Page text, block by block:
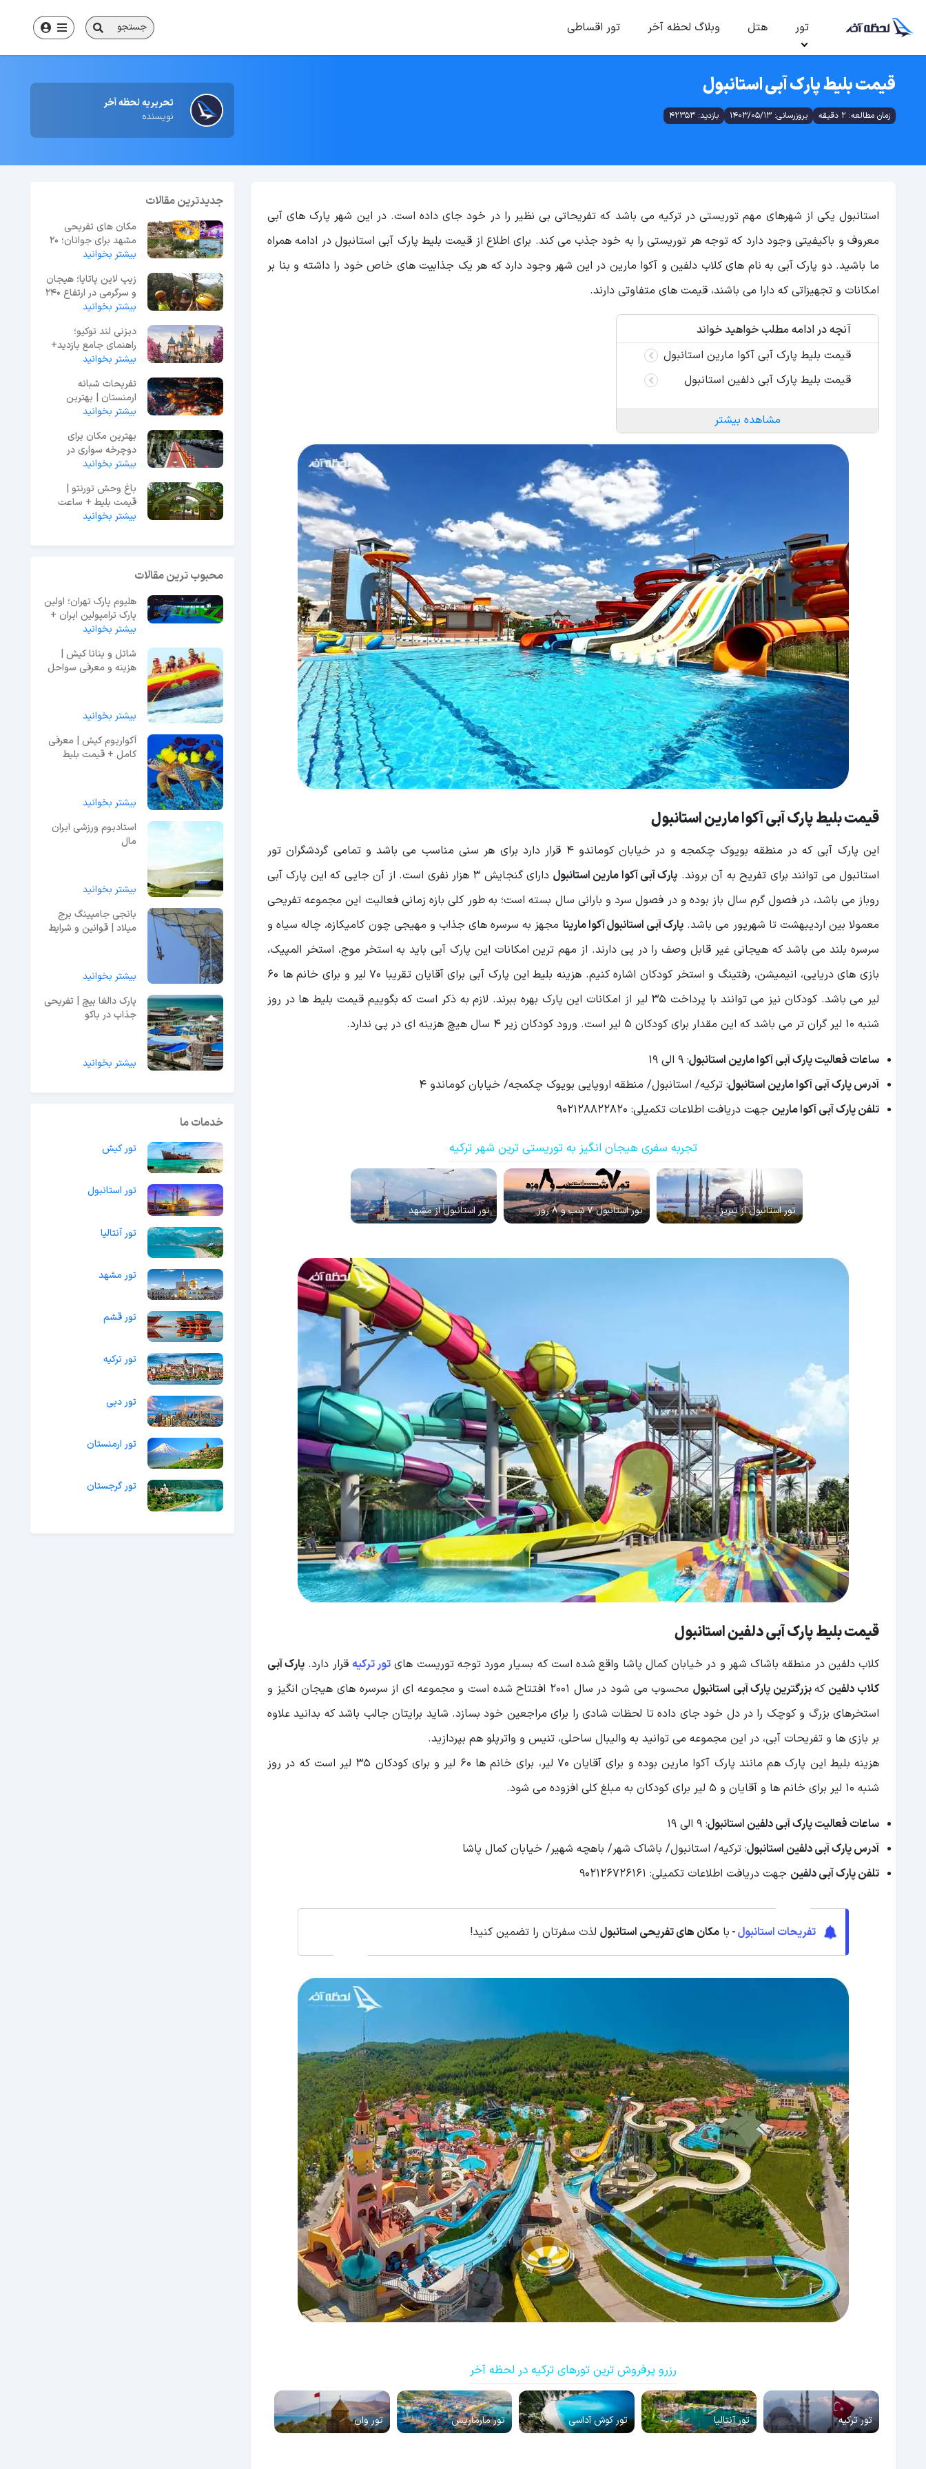
تور هتل وبلاگ لحظه آخر تور اقساطی جستجو
قیمت بلیط پارک آبی استانبول
زمان مطالعه: 2 دقیقه بروزرسانی: 1403/05/13 بازدید: 42353
تحریریه لحظه آخر
نویسنده
استانبول یکی از شهرهای مهم توریستی در ترکیه می باشد که تفریحاتی بی نظیر را در خود جای داده است. در این شهر پارک های آبی
معروف و باکیفیتی وجود دارد که توجه هر توریستی را به خود جذب می کند. برای اطلاع از قیمت بلیط پارک آبی استانبول در ادامه همراه
ما باشید. دو پارک آبی به نام های کلاب دلفین و آکوا مارین در این شهر وجود دارد که هر یک جذابیت های خاص خود را داشته و بنا بر
امکانات و تجهیزاتی که دارا می باشند، قیمت های متفاوتی دارند.
آنچه در ادامه مطلب خواهید خواند
قیمت بلیط پارک آبی آکوا مارین استانبول
قیمت بلیط پارک آبی دلفین استانبول
مشاهده بیشتر
قیمت بلیط پارک آبی آکوا مارین استانبول
این پارک آبی که در منطقه بویوک چکمجه و در خیابان کوماندو 4 قرار دارد برای هر سنی مناسب می باشد و تمامی گردشگران تور
استانبول می توانند برای تفریح به آن بروند. پارک آبی آکوا مارین استانبول
دارای گنجایش 3 هزار نفری است. از آن جایی که این پارک آبی
روباز می باشد، در فصول گرم سال باز بوده و در فصول سرد و بارانی سال بسته است؛ به طور کلی بازه زمانی فعالیت این مجموعه تفریحی
معمولا بین اردیبهشت تا شهریور می باشد. پارک آبی استانبول آکوا مارینا مجهز به سرسره های جذاب و مهیجی چون کامیکازه، چاله سیاه و
سرسره بلند می باشد که هیجانی غیر قابل وصف را در پی دارند. از مهم ترین امکانات این پارک آبی باید به استخر موج، استخر المپیک،
بازی های دریایی، انیمیشن، رفتینگ و استخر کودکان اشاره کنیم. هزینه بلیط این پارک آبی برای آقایان تقریبا 70 لیر و برای خانم ها 60
لیر می باشد. کودکان نیز می توانند با پرداخت 35 لیر از امکانات این پارک بهره ببرند. لازم به ذکر است که بگوییم قیمت بلیط ها در روز
شنبه 10 لیر گران تر می باشد که این مقدار برای کودکان 5 لیر است. ورود کودکان زیر 4 سال هیچ هزینه ای در پی ندارد.
ساعات فعالیت پارک آبی آکوا مارین استانبول: 9 الی 19
آدرس پارک آبی آکوا مارین استانبول: ترکیه/ استانبول/ منطقه اروپایی بویوک چکمجه/ خیابان کوماندو 4
تلفن پارک آبی آکوا مارین جهت دریافت اطلاعات تکمیلی: 902128822820
تجربه سفری هیجان انگیز به توریستی ترین شهر ترکیه
تور استانبول از تبریز تور استانبول 7 شب و 8 روز تور استانبول از مشهد
قیمت بلیط پارک آبی دلفین استانبول
کلاب دلفین در منطقه باشاک شهر و در خیابان کمال پاشا واقع شده است که بسیار مورد توجه توریست های تور ترکیه قرار دارد. پارک آبی
کلاب دلفین کهبزرگترین پارک آبی استانبول
محسوب می شود در سال 2001 افتتاح شده است و مجموعه ای از سرسره های هیجان انگیز و
استخرهای بزرگ و کوچک را در دل خود جای داده تا لحظات شادی را برای مراجعین خود بسازد. شاید برایتان جالب باشد که بدانید علاوه
بر بازی ها و تفریحات آبی، در این مجموعه می توانید به والیبال ساحلی، تنیس و واترپلو هم بپردازید.
هزینه بلیط این پارک هم مانند پارک آکوا مارین بوده و برای آقایان 70 لیر، برای خانم ها 60 لیر و برای کودکان 35 لیر است که در روز
شنبه 10 لیر برای خانم ها و آقایان و 5 لیر برای کودکان به مبلغ کلی افزوده می شود.
ساعات فعالیت پارک آبی دلفین استانبول: 9 الی 19
آدرس پارک آبی دلفین استانبول: ترکیه/ استانبول/ باشاک شهر/ باهچه شهیر/ خیابان کمال پاشا
تلفن پارک آبی دلفین جهت دریافت اطلاعات تکمیلی: 902126726161
تفریحات استانبول- با مکان های تفریحی استانبول لذت سفرتان را تضمین کنید!
رزرو پرفروش ترین تورهای ترکیه در لحظه آخر
تور ترکیه تور آنتالیا تور کوش آداسی تور مارماریس تور وان
جدیدترین مقالات
مکان های تفریحی
مشهد برای جوانان؛ 20
گزینه برتر + آدرس
بیشتر بخوانید
زیپ لاین پاتایا؛ هیجان
و سرگرمی در ارتفاع 240
متری
بیشتر بخوانید
دیزنی لند توکیو؛
راهنمای جامع بازدید+
عکس و آدرس
بیشتر بخوانید
تفریحات شبانه
ارمنستان | بهترین
مکان‌ها برای شب‌گردی
بیشتر بخوانید
بهترین مکان برای
دوچرخه سواری در
مشهد + عکس و آدرس
بیشتر بخوانید
باغ وحش تورنتو |
قیمت بلیط + ساعت
بازدید و ادرس + عکس
بیشتر بخوانید
محبوب ترین مقالات
هلیوم پارک تهران؛ اولین
پارک ترامپولین ایران +
راهنما بازدید
بیشتر بخوانید
شاتل و بنانا کیش |
هزینه و معرفی سواحل
بیشتر بخوانید
آکواریوم کیش | معرفی
کامل + قیمت بلیط
بیشتر بخوانید
استادیوم ورزشی ایران
مال
بیشتر بخوانید
بانجی جامپینگ برج
میلاد | قوانین و شرایط
بیشتر بخوانید
پارک دالغا بیچ | تفریحی
جذاب در باکو
بیشتر بخوانید
خدمات ما
تور کیش
تور استانبول
تور آنتالیا
تور مشهد
تور قشم
تور ترکیه
تور دبی
تور ارمنستان
تور گرجستان